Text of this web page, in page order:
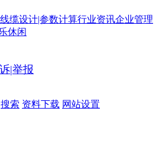
线缆设计|参数计算行业资讯企业管理
休闲
|举报
搜索 资料下载 网站设置